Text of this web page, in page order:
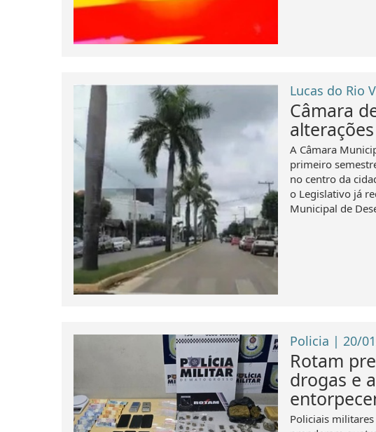
Lucas do Rio
Câmara
A Câmara
primeiro
no centro da
o Legislativo já
Municipal de
Policia | 20/
Rotam
drogas e
Policiais